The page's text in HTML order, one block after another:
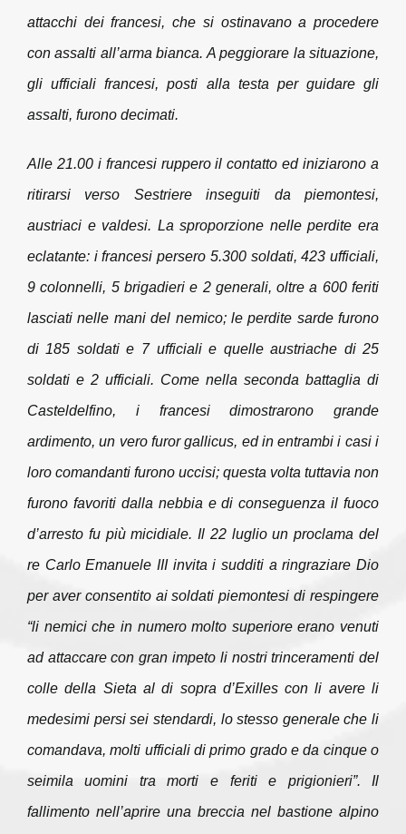
attacchi dei francesi, che si ostinavano a procedere
con assalti all’arma bianca. A peggiorare la situazione,
gli ufficiali francesi, posti alla testa per guidare gli
assalti, furono decimati.
Alle 21.00 i francesi ruppero il contatto ed iniziarono a
ritirarsi verso Sestriere inseguiti da piemontesi,
austriaci e valdesi. La sproporzione nelle perdite era
eclatante: i francesi persero 5.300 soldati, 423 ufficiali,
9 colonnelli, 5 brigadieri e 2 generali, oltre a 600 feriti
lasciati nelle mani del nemico; le perdite sarde furono
di 185 soldati e 7 ufficiali e quelle austriache di 25
soldati e 2 ufficiali. Come nella seconda battaglia di
Casteldelfino, i francesi dimostrarono grande
ardimento, un vero furor gallicus, ed in entrambi i casi i
loro comandanti furono uccisi; questa volta tuttavia non
furono favoriti dalla nebbia e di conseguenza il fuoco
d’arresto fu più micidiale. Il 22 luglio un proclama del
re Carlo Emanuele III invita i sudditi a ringraziare Dio
per aver consentito ai soldati piemontesi di respingere
“li nemici che in numero molto superiore erano venuti
ad attaccare con gran impeto li nostri trinceramenti del
colle della Sieta al di sopra d’Exilles con li avere li
medesimi persi sei stendardi, lo stesso generale che li
comandava, molti ufficiali di primo grado e da cinque o
seimila uomini tra morti e feriti e prigionieri”. Il
fallimento nell’aprire una breccia nel bastione alpino